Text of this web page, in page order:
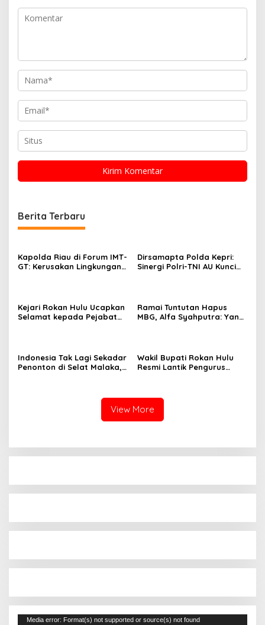
Berita Terbaru
Kapolda Riau di Forum IMT-
GT: Kerusakan Lingkungan
Dirsamapta Polda Kepri:
Sinergi Polri-TNI AU Kunci
Kejari Rokan Hulu Ucapkan
Selamat kepada Pejabat
Ramai Tuntutan Hapus
MBG, Alfa Syahputra: Yang
Indonesia Tak Lagi Sekadar
Penonton di Selat Malaka,
Wakil Bupati Rokan Hulu
Resmi Lantik Pengurus
View More
Pemutar
Media error: Format(s) not supported or source(s) not found